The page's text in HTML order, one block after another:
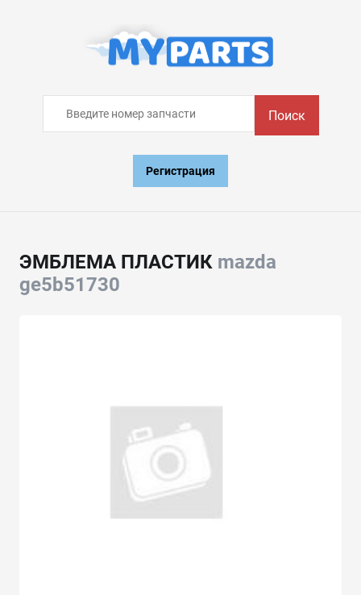
Поиск
Регистрация
ЭМБЛЕМА ПЛАСТИК mazda
ge5b51730